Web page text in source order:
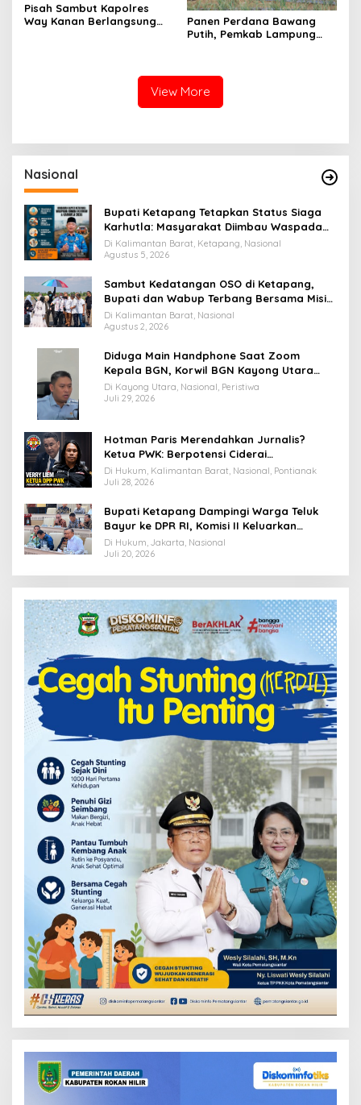
Pisah Sambut Kapolres
Way Kanan Berlangsung
Panen Perdana Bawang
Putih, Pemkab Lampung
View More
Nasional
Bupati Ketapang Tetapkan Status Siaga
Karhutla: Masyarakat Diimbau Waspada
Cuaca Ekstrem
Di Kalimantan Barat, Ketapang, Nasional
Agustus 5, 2026
Sambut Kedatangan OSO di Ketapang,
Bupati dan Wabup Terbang Bersama Misi
Keberkahan MTQ XXXIV di Kayong Utara
Di Kalimantan Barat, Nasional
Agustus 2, 2026
Diduga Main Handphone Saat Zoom
Kepala BGN, Korwil BGN Kayong Utara
Terancam Dimutasi ke Papua
Di Kayong Utara, Nasional, Peristiwa
Juli 29, 2026
Hotman Paris Merendahkan Jurnalis?
Ketua PWK: Berpotensi Ciderai
Penghormatan
Di Hukum, Kalimantan Barat, Nasional, Pontianak
Juli 28, 2026
Bupati Ketapang Dampingi Warga Teluk
Bayur ke DPR RI, Komisi II Keluarkan
Rekomendasi Tegas Soal Konflik Lahan PT
PTS
Di Hukum, Jakarta, Nasional
Juli 20, 2026